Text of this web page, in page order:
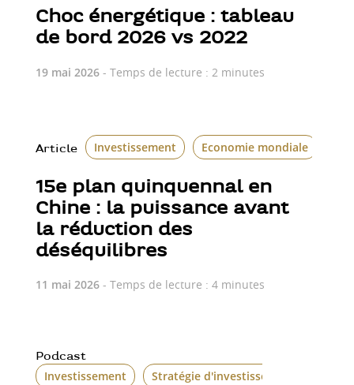
Choc énergétique : tableau
de bord 2026 vs 2022
19 mai 2026- Temps de lecture : 2 minutes
Article Investissement Economie mondiale
15e plan quinquennal en
Chine : la puissance avant
la réduction des
déséquilibres
11 mai 2026- Temps de lecture : 4 minutes
Podcast
Investissement Stratégie d'investissement